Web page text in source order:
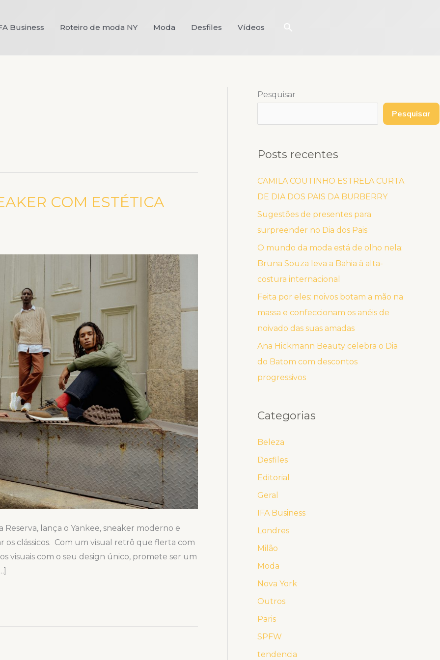
Business Roteiro de moda NY Moda Desfiles Vídeos Pesquisar
COM ESTÉTICA
Reserva, lança o Yankee, sneaker moderno e
clássicos. Com um visual retrô que flerta com
visuais com o seu design único, promete ser um
Pesquisar
Pesquisar
Posts recentes
CAMILA COUTINHO ESTRELA CURTA
DE DIA DOS PAIS DA BURBERRY
Sugestões de presentes para
surpreender no Dia dos Pais
O mundo da moda está de olho nela:
Bruna Souza leva a Bahia à alta-
costura internacional
Feita por eles: noivos botam a mão na
massa e confeccionam os anéis de
noivado das suas amadas
Ana Hickmann Beauty celebra o Dia
do Batom com descontos
progressivos
Categorias
Beleza
Desfiles
Editorial
Geral
IFA Business
Londres
Milão
Moda
Nova York
Outros
Paris
SPFW
tendencia